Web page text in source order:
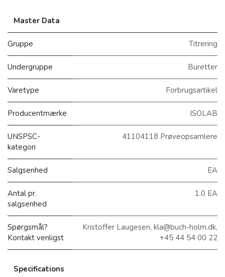
Master Data
Gruppe Titrering
Undergruppe Buretter
Varetype Forbrugsartikel
Producentmærke ISOLAB
UNSPSC-
kategori
41104118 Prøveopsamlere
Salgsenhed EA
Antal pr.
salgsenhed
1.0 EA
Spørgsmål?
Kontakt venligst
Kristoffer Laugesen, kla@buch-holm.dk,
+45 44 54 00 22
Specifications